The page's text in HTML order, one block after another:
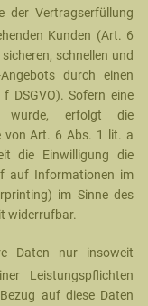
der Vertragserfüllung
Kunden (Art. 6
schnellen und
durch einen
DSGVO). Sofern eine
wurde, erfolgt die
von Art. 6 Abs. 1 lit. a
die Einwilligung die
auf Informationen im
im Sinne des
widerrufbar.
Daten nur insoweit
Leistungspflichten
auf diese Daten